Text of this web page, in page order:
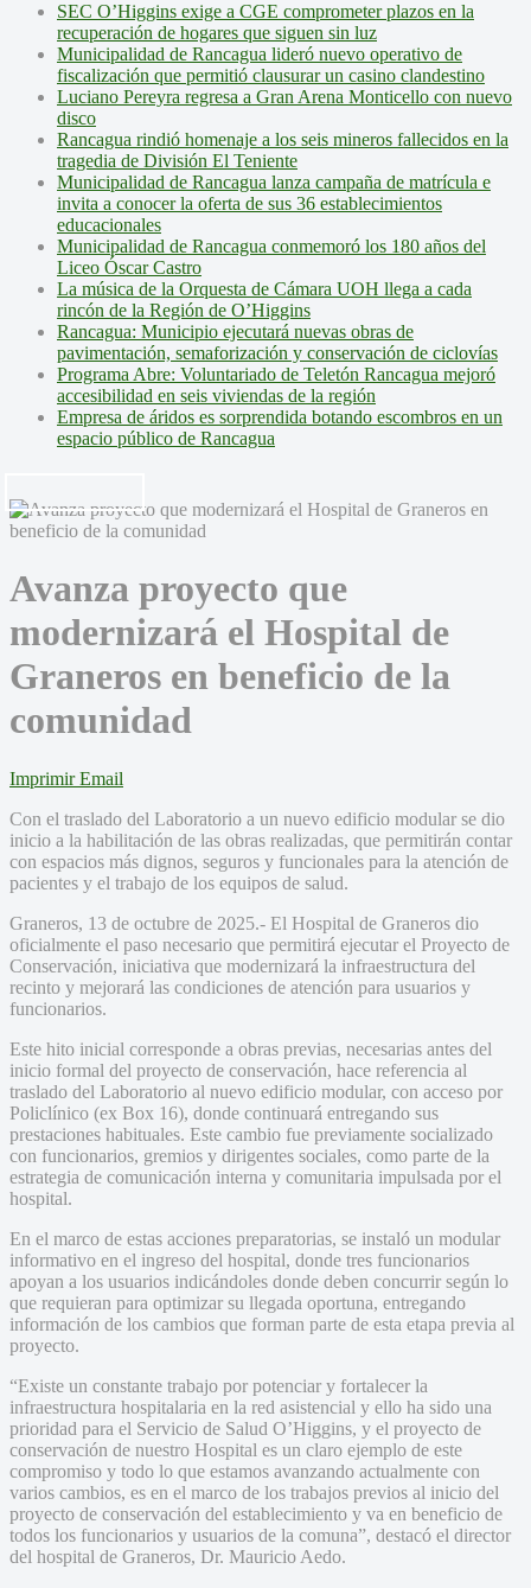
SEC O’Higgins exige a CGE comprometer plazos en la
recuperación de hogares que siguen sin luz
Municipalidad de Rancagua lideró nuevo operativo de
fiscalización que permitió clausurar un casino clandestino
Luciano Pereyra regresa a Gran Arena Monticello con nuevo
disco
Rancagua rindió homenaje a los seis mineros fallecidos en la
tragedia de División El Teniente
Municipalidad de Rancagua lanza campaña de matrícula e
invita a conocer la oferta de sus 36 establecimientos
educacionales
Municipalidad de Rancagua conmemoró los 180 años del
Liceo Óscar Castro
La música de la Orquesta de Cámara UOH llega a cada
rincón de la Región de O’Higgins
Rancagua: Municipio ejecutará nuevas obras de
pavimentación, semaforización y conservación de ciclovías
Programa Abre: Voluntariado de Teletón Rancagua mejoró
accesibilidad en seis viviendas de la región
Empresa de áridos es sorprendida botando escombros en un
espacio público de Rancagua
Avanza proyecto que
modernizará el Hospital de
Graneros en beneficio de la
comunidad
Imprimir Email
Con el traslado del Laboratorio a un nuevo edificio modular se dio
inicio a la habilitación de las obras realizadas, que permitirán contar
con espacios más dignos, seguros y funcionales para la atención de
pacientes y el trabajo de los equipos de salud.
Graneros, 13 de octubre de 2025.- El Hospital de Graneros dio
oficialmente el paso necesario que permitirá ejecutar el Proyecto de
Conservación, iniciativa que modernizará la infraestructura del
recinto y mejorará las condiciones de atención para usuarios y
funcionarios.
Este hito inicial corresponde a obras previas, necesarias antes del
inicio formal del proyecto de conservación, hace referencia al
traslado del Laboratorio al nuevo edificio modular, con acceso por
Policlínico (ex Box 16), donde continuará entregando sus
prestaciones habituales. Este cambio fue previamente socializado
con funcionarios, gremios y dirigentes sociales, como parte de la
estrategia de comunicación interna y comunitaria impulsada por el
hospital.
En el marco de estas acciones preparatorias, se instaló un modular
informativo en el ingreso del hospital, donde tres funcionarios
apoyan a los usuarios indicándoles donde deben concurrir según lo
que requieran para optimizar su llegada oportuna, entregando
información de los cambios que forman parte de esta etapa previa al
proyecto.
“Existe un constante trabajo por potenciar y fortalecer la
infraestructura hospitalaria en la red asistencial y ello ha sido una
prioridad para el Servicio de Salud O’Higgins, y el proyecto de
conservación de nuestro Hospital es un claro ejemplo de este
compromiso y todo lo que estamos avanzando actualmente con
varios cambios, es en el marco de los trabajos previos al inicio del
proyecto de conservación del establecimiento y va en beneficio de
todos los funcionarios y usuarios de la comuna”, destacó el director
del hospital de Graneros, Dr. Mauricio Aedo.